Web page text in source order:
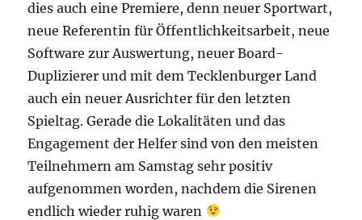
dies auch eine Premiere, denn neuer Sportwart,
neue Referentin für Öffentlichkeitsarbeit, neue
Software zur Auswertung, neuer Board-
Duplizierer und mit dem Tecklenburger Land
auch ein neuer Ausrichter für den letzten
Spieltag. Gerade die Lokalitäten und das
Engagement der Helfer sind von den meisten
Teilnehmern am Samstag sehr positiv
aufgenommen worden, nachdem die Sirenen
endlich wieder ruhig waren